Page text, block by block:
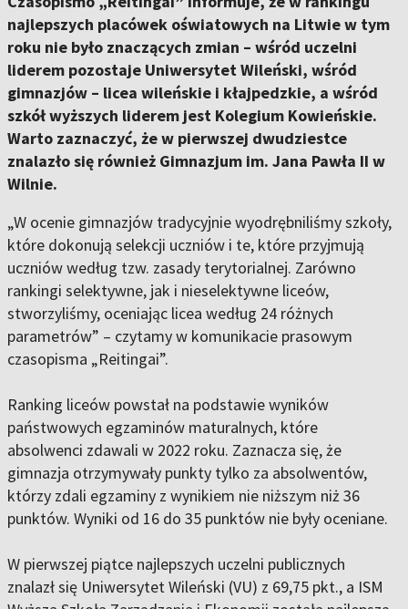
najlepszych placówek oświatowych na Litwie w tym
roku nie było znaczących zmian – wśród uczelni
liderem pozostaje Uniwersytet Wileński, wśród
gimnazjów – licea wileńskie i kłajpedzkie, a wśród
szkół wyższych liderem jest Kolegium Kowieńskie.
Warto zaznaczyć, że w pierwszej dwudziestce
znalazło się również Gimnazjum im. Jana Pawła II w
Wilnie.
„W ocenie gimnazjów tradycyjnie wyodrębniliśmy szkoły,
które dokonują selekcji uczniów i te, które przyjmują
uczniów według tzw. zasady terytorialnej. Zarówno
rankingi selektywne, jak i nieselektywne liceów,
stworzyliśmy, oceniając licea według 24 różnych
parametrów” – czytamy w komunikacie prasowym
czasopisma „Reitingai”.
Ranking liceów powstał na podstawie wyników
państwowych egzaminów maturalnych, które
absolwenci zdawali w 2022 roku. Zaznacza się, że
gimnazja otrzymywały punkty tylko za absolwentów,
którzy zdali egzaminy z wynikiem nie niższym niż 36
punktów. Wyniki od 16 do 35 punktów nie były oceniane.
W pierwszej piątce najlepszych uczelni publicznych
znalazł się Uniwersytet Wileński (VU) z 69,75 pkt., a ISM